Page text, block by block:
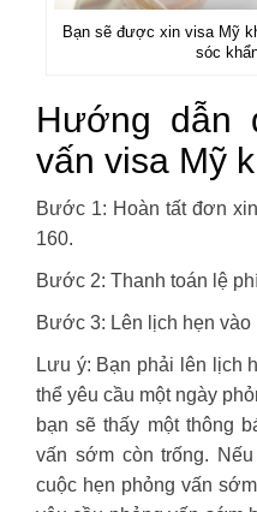
Bạn sẽ được xin visa Mỹ
sóc
Hướng dẫn
vấn visa Mỹ
Bước 1: Hoàn tất đơn
160.
Bước 2: Thanh toán lệ
Bước 3: Lên lịch hẹn vào
Lưu ý: Bạn phải lên lịch
thể yêu cầu một ngày
bạn sẽ thấy một thông
vấn sớm còn trống.
cuộc hẹn phỏng vấn